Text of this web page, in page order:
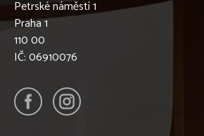
Petrské náměstí 1
Praha 1
110 00
IČ: 06910076